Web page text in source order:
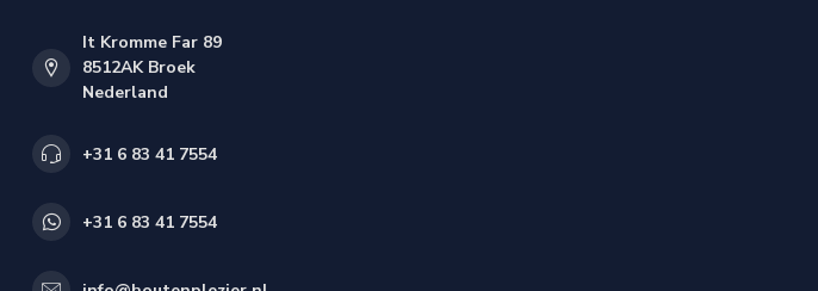
It Kromme Far 89
8512AK Broek
Nederland
+31 6 83 41 7554
+31 6 83 41 7554